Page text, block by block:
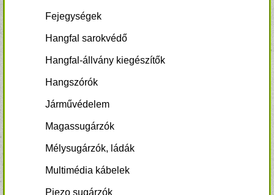
Fejegységek
Hangfal sarokvédő
Hangfal-állvány kiegészítők
Hangszórók
Járművédelem
Magassugárzók
Mélysugárzók, ládák
Multimédia kábelek
Piezo sugárzók